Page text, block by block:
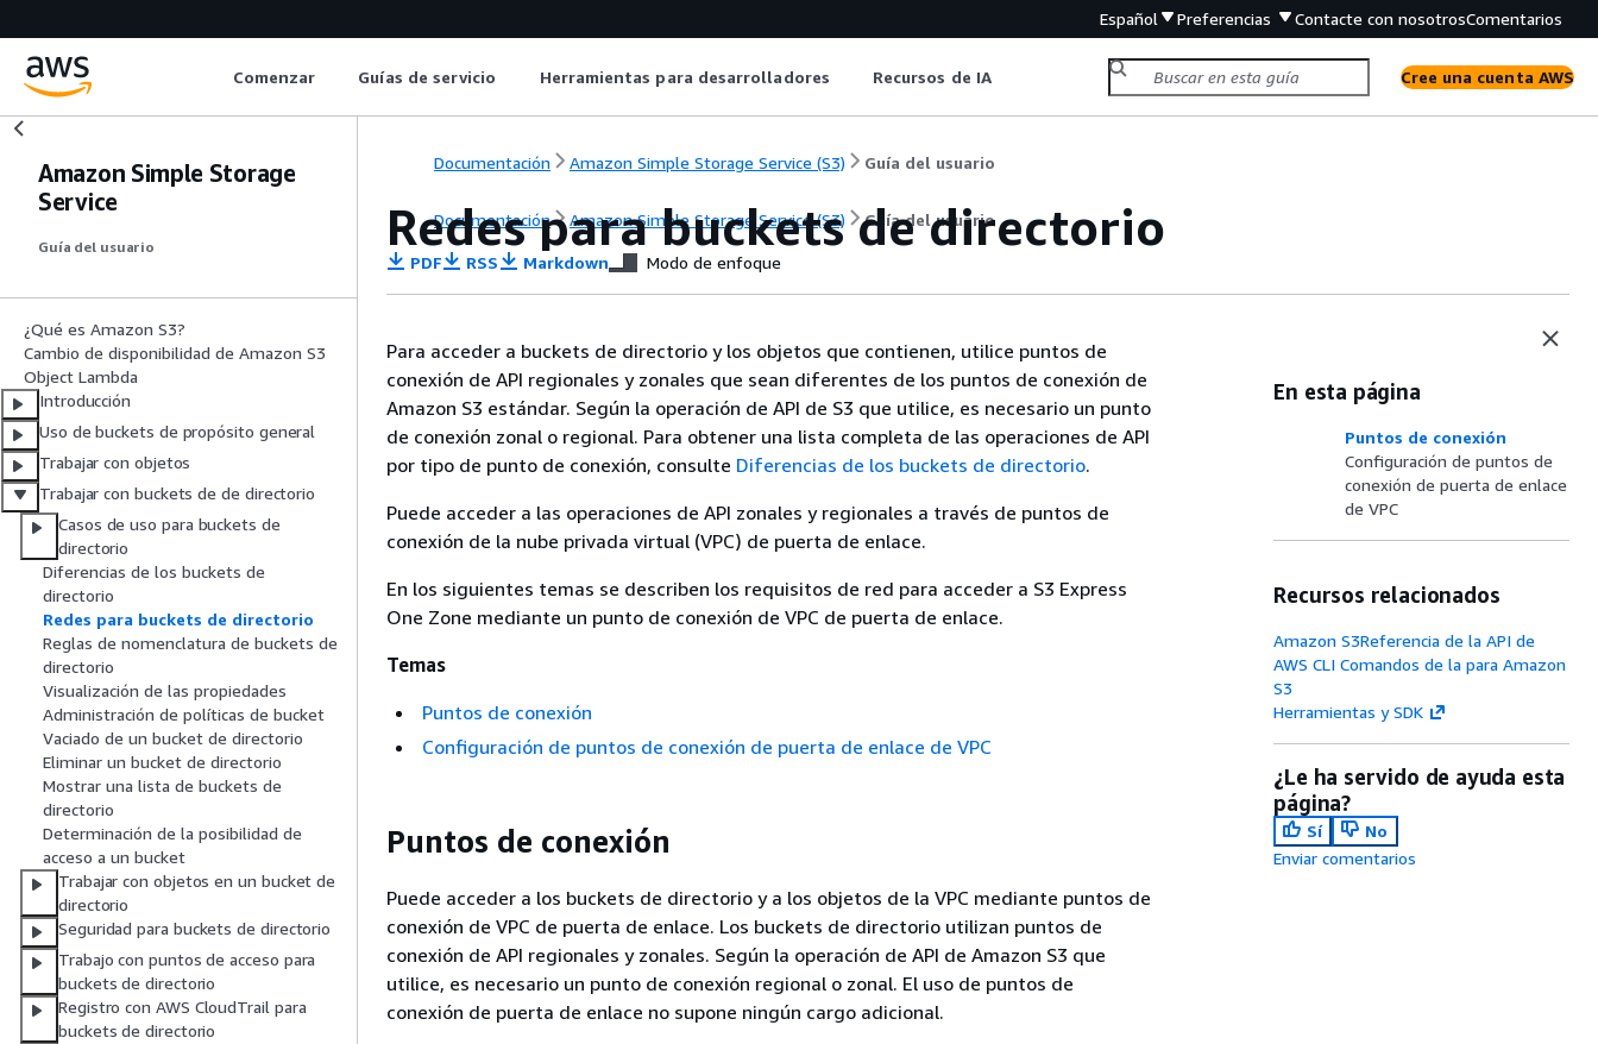
Español Preferencias Contacte con nosotrosComentarios
Comenzar Guías de servicio Herramientas para desarrolladores Recursos de IA Cree una cuenta AWS
Amazon Simple Storage
Service
Guía del usuario
¿Qué es Amazon S3?
Cambio de disponibilidad de Amazon S3
Object Lambda
Introducción
Uso de buckets de propósito general
Trabajar con objetos
Trabajar con buckets de de directorio
Casos de uso para buckets de
directorio
Diferencias de los buckets de
directorio
Redes para buckets de directorio
Reglas de nomenclatura de buckets de
directorio
Visualización de las propiedades
Administración de políticas de bucket
Vaciado de un bucket de directorio
Eliminar un bucket de directorio
Mostrar una lista de buckets de
directorio
Determinación de la posibilidad de
acceso a un bucket
Trabajar con objetos en un bucket de
directorio
Seguridad para buckets de directorio
Trabajo con puntos de acceso para
buckets de directorio
Registro con AWS CloudTrail para
buckets de directorio
Documentación Amazon Simple Storage Service (S3) Guía del usuario
Documentación Amazon Simple Storage Service (S3) Guía del usuario
Redes para buckets de directorio
PDF RSS Markdown Modo de enfoque
Para acceder a buckets de directorio y los objetos que contienen, utilice puntos de
conexión de API regionales y zonales que sean diferentes de los puntos de conexión de
Amazon S3 estándar. Según la operación de API de S3 que utilice, es necesario un punto
de conexión zonal o regional. Para obtener una lista completa de las operaciones de API
por tipo de punto de conexión, consulte Diferencias de los buckets de directorio.
Puede acceder a las operaciones de API zonales y regionales a través de puntos de
conexión de la nube privada virtual (VPC) de puerta de enlace.
En los siguientes temas se describen los requisitos de red para acceder a S3 Express
One Zone mediante un punto de conexión de VPC de puerta de enlace.
Temas
Puntos de conexión
Configuración de puntos de conexión de puerta de enlace de VPC
Puntos de conexión
Puede acceder a los buckets de directorio y a los objetos de la VPC mediante puntos de
conexión de VPC de puerta de enlace. Los buckets de directorio utilizan puntos de
conexión de API regionales y zonales. Según la operación de API de Amazon S3 que
utilice, es necesario un punto de conexión regional o zonal. El uso de puntos de
conexión de puerta de enlace no supone ningún cargo adicional.
En esta página
Puntos de conexión
Configuración de puntos de
conexión de puerta de enlace
de VPC
Recursos relacionados
Amazon S3Referencia de la API de
AWS CLI Comandos de la para Amazon
S3
Herramientas y SDK
¿Le ha servido de ayuda esta
página?
Sí
No
Enviar comentarios